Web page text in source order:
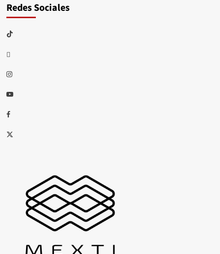
Redes Sociales
TikTok
threads
Instagram
Youtube
Facebook
X